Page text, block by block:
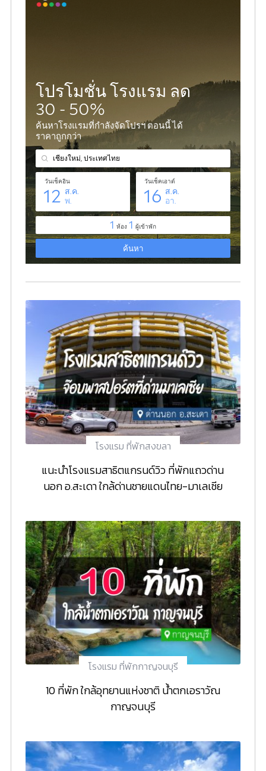
โรงแรม ที่พักสงขลา
แนะนำโรงแรมสาธิตแกรนด์วิว ที่พักแถวด่าน
นอก อ.สะเดา ใกล้ด่านชายแดนไทย-มาเลเซีย
โรงแรม ที่พักกาญจนบุรี
10 ที่พัก ใกล้อุทยานแห่งชาติ น้ำตกเอราวัณ
กาญจนบุรี